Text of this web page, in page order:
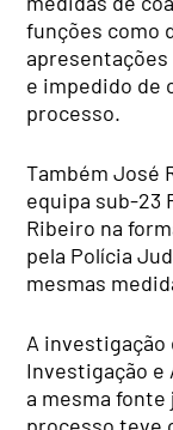
funções como
e impedido de
processo.
Também José
equipa sub-23
Ribeiro na
pela Polícia
mesmas
A investigação
Investigação e
a mesma fonte